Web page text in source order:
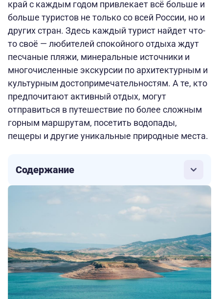
край с каждым годом привлекает всё больше и
больше туристов не только со всей России, но и
других стран. Здесь каждый турист найдет что-
то своё — любителей спокойного отдыха ждут
песчаные пляжи, минеральные источники и
многочисленные экскурсии по архитектурным и
культурным достопримечательностям. А те, кто
предпочитают активный отдых, могут
отправиться в путешествие по более сложным
горным маршрутам, посетить водопады,
пещеры и другие уникальные природные места.
Содержание